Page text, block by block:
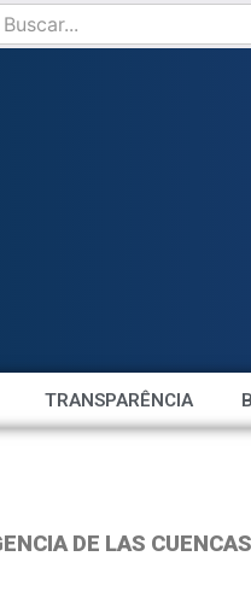
TRANSPARÊNCIA
DE LAS CUENCAS